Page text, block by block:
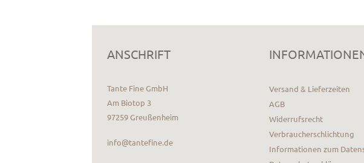
ANSCHRIFT
Tante Fine GmbH
Am Biotop 3
97259 Greußenheim
info@tantefine.de
Versand & Lieferzeiten
AGB
Widerrufsrecht
Verbraucherschlichtung
Informationen zum